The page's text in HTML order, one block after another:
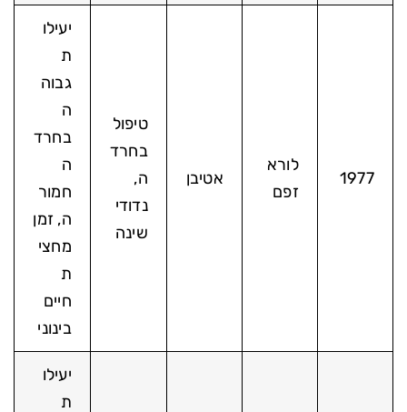
1977
לורא
זפם
אטיבן
טיפול
בחרד
ה,
נדודי
שינה
יעילו
ת
גבוה
ה
בחרד
ה
חמור
ה, זמן
מחצי
ת
חיים
בינוני
יעילו
ת